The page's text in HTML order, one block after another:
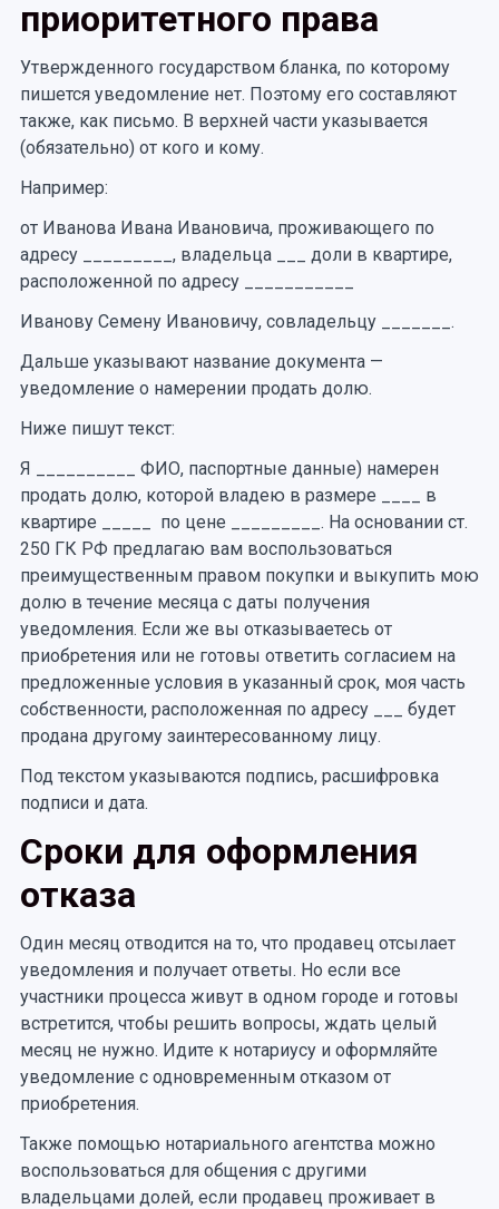
приоритетного права
Утвержденного государством бланка, по которому
пишется уведомление нет. Поэтому его составляют
также, как письмо. В верхней части указывается
(обязательно) от кого и кому.
Например:
от Иванова Ивана Ивановича, проживающего по
адресу _________, владельца ___ доли в квартире,
расположенной по адресу ___________
Иванову Семену Ивановичу, совладельцу _______.
Дальше указывают название документа —
уведомление о намерении продать долю.
Ниже пишут текст:
Я __________ ФИО, паспортные данные) намерен
продать долю, которой владею в размере ____ в
квартире _____ по цене _________. На основании ст.
250 ГК РФ предлагаю вам воспользоваться
преимущественным правом покупки и выкупить мою
долю в течение месяца с даты получения
уведомления. Если же вы отказываетесь от
приобретения или не готовы ответить согласием на
предложенные условия в указанный срок, моя часть
собственности, расположенная по адресу ___ будет
продана другому заинтересованному лицу.
Под текстом указываются подпись, расшифровка
подписи и дата.
Сроки для оформления
отказа
Один месяц отводится на то, что продавец отсылает
уведомления и получает ответы. Но если все
участники процесса живут в одном городе и готовы
встретится, чтобы решить вопросы, ждать целый
месяц не нужно. Идите к нотариусу и оформляйте
уведомление с одновременным отказом от
приобретения.
Также помощью нотариального агентства можно
воспользоваться для общения с другими
владельцами долей, если продавец проживает в